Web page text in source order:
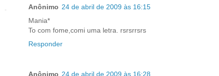
Anônimo 24 de abril de 2009 às 16:15
Mania*
To com fome,comi uma letra. rsrsrrsrs
Responder
Anônimo 24 de abril de 2009 às 16:28